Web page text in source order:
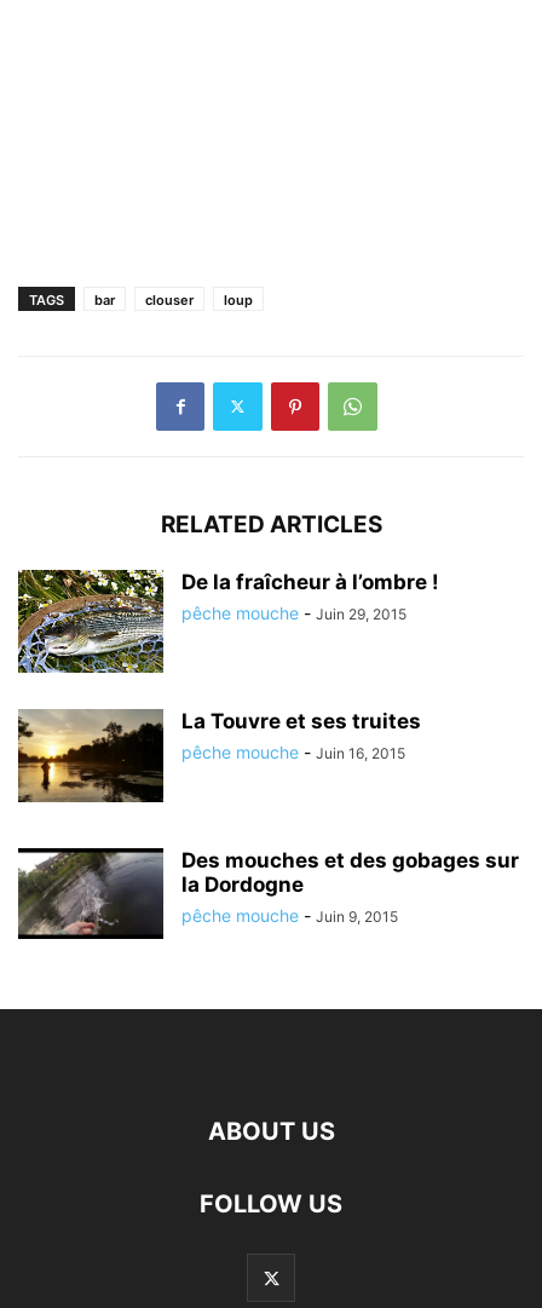
TAGS bar clouser loup
RELATED ARTICLES
De la fraîcheur à l’ombre !
pêche mouche - Juin 29, 2015
La Touvre et ses truites
pêche mouche - Juin 16, 2015
Des mouches et des gobages sur
la Dordogne
pêche mouche - Juin 9, 2015
ABOUT US
FOLLOW US